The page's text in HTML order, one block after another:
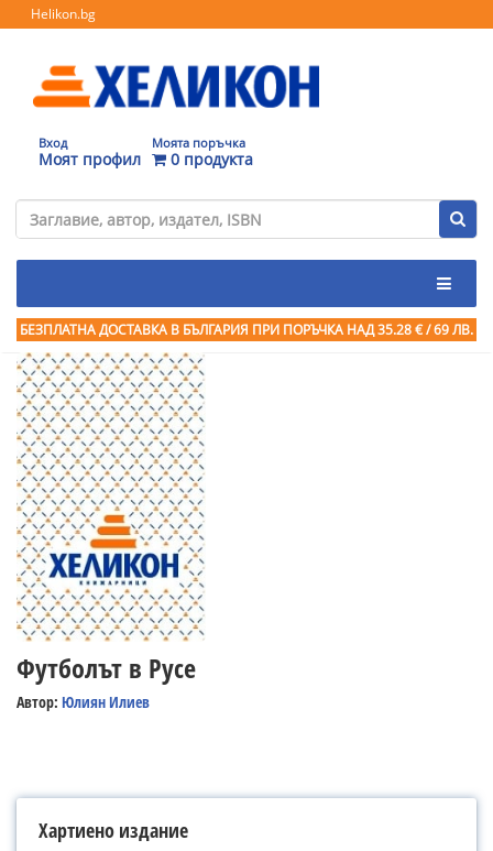
Helikon.bg
Вход
Моят профил
Моята поръчка
0 продукта
БЕЗПЛАТНА ДОСТАВКА В БЪЛГАРИЯ ПРИ ПОРЪЧКА НАД 35.28 € / 69 ЛВ.
Футболът в Русе
Автор: Юлиян Илиев
Хартиено издание